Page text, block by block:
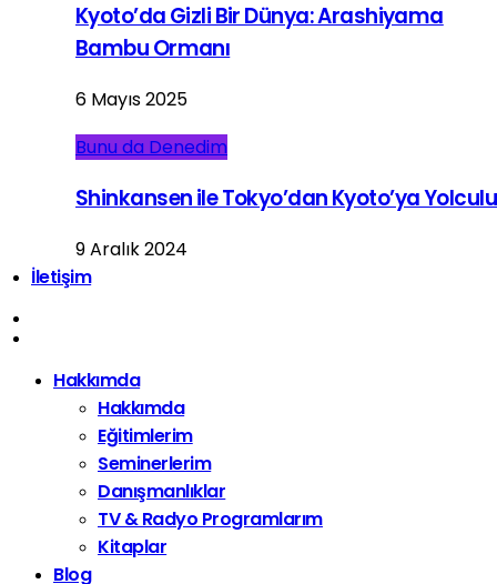
Kyoto’da Gizli Bir Dünya: Arashiyama
Bambu Ormanı
6 Mayıs 2025
Bunu da Denedim
Shinkansen ile Tokyo’dan Kyoto’ya
9 Aralık 2024
İletişim
Hakkımda
Hakkımda
Eğitimlerim
Seminerlerim
Danışmanlıklar
TV & Radyo Programlarım
Kitaplar
Blog